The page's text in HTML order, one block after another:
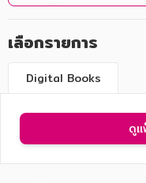
เลือกรายการ
Digital Books
ดูแ